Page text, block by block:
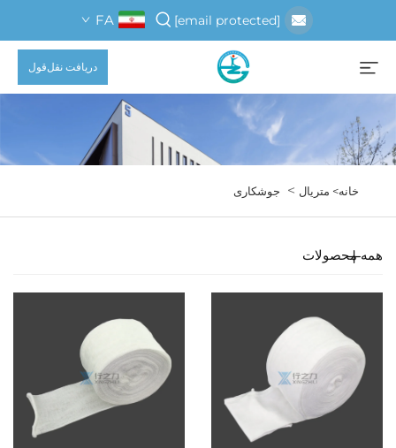
[email protected]
FA
دریافت نقل‌قول
خانه> متریال > جوشکاری
همه محصولات